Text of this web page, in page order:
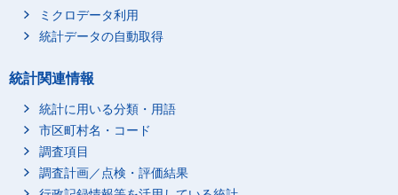
ミクロデータ利用
統計データの自動取得
統計関連情報
統計に用いる分類・用語
市区町村名・コード
調査項目
調査計画／点検・評価結果